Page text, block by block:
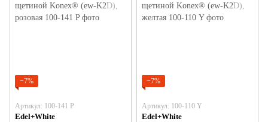
−7%
Артикул: 100-141 P
Edel+White
−7%
Артикул: 100-110 Y
Edel+White